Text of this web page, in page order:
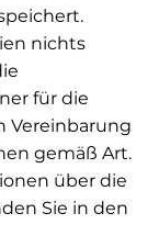
nichts
für die
Vereinbarung
gemäß Art.
über die
Sie in den